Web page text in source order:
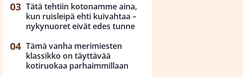
Tätä tehtiin kotonamme aina,
kun ruisleipä ehti kuivahtaa –
nykynuoret eivät edes tunne
Tämä vanha merimiesten
klassikko on täyttävää
kotiruokaa parhaimmillaan